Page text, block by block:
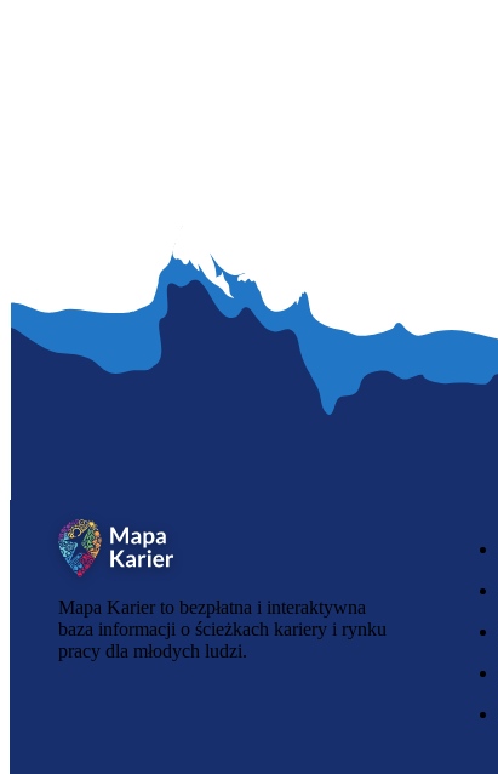
Mapa Karier to bezpłatna i interaktywna
baza informacji o ścieżkach kariery i rynku
pracy dla młodych ludzi.